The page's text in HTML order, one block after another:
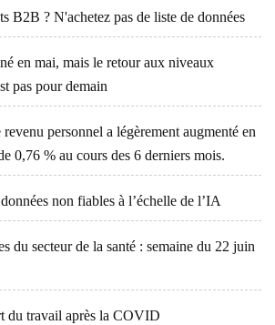
B2B ? N'achetez pas de liste de données
en mai, mais le retour aux niveaux
pas pour demain
personnel a légèrement augmenté en
0,76 % au cours des 6 derniers mois.
non fiables à l’échelle de l’IA
du secteur de la santé : semaine du 22 juin
du travail après la COVID